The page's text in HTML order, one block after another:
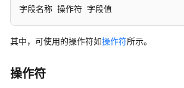
入
字段名称 操作符 字段值
其中，可使用的操作符如操作符所示。
操作符